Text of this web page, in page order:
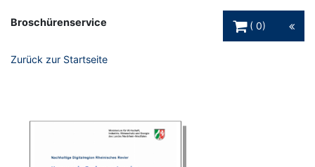
Broschürenservice
0
Zurück zur Startseite